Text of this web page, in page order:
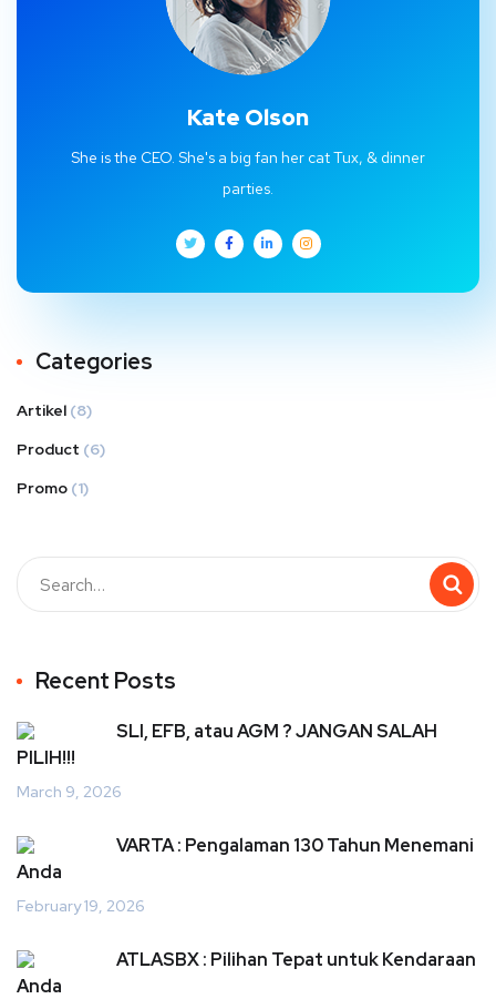
Kate Olson
She is the CEO. She's a big fan her cat Tux, & dinner
parties.
Categories
Artikel (8)
Product (6)
Promo (1)
Recent Posts
SLI, EFB, atau AGM ? JANGAN SALAH
PILIH!!!
March 9, 2026
VARTA : Pengalaman 130 Tahun Menemani
Anda
February 19, 2026
ATLASBX : Pilihan Tepat untuk Kendaraan
Anda